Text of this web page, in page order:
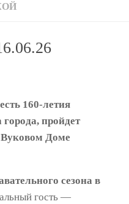
160-летия
пройдет
Вуковом Доме
сезона в
гость —